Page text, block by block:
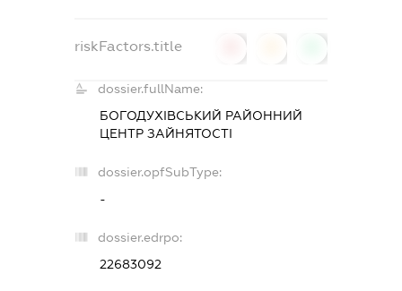
riskFactors.title
dossier.fullName:
БОГОДУХІВСЬКИЙ РАЙОННИЙ
ЦЕНТР ЗАЙНЯТОСТІ
dossier.opfSubType:
-
dossier.edrpo:
22683092